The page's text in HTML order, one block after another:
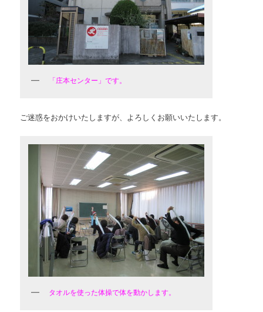
「庄本センター」です。
ご迷惑をおかけいたしますが、よろしくお願いいたします。
タオルを使った体操で体を動かします。